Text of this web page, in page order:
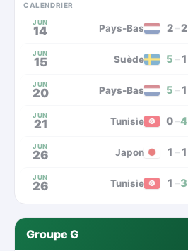
CALENDRIER
JUN
14 Pays-Bas 2–2
JUN
15 Suède 5–1
JUN
20 Pays-Bas 5–1
JUN
21 Tunisie 0–4
JUN
26 Japon 1 –1
JUN
26 Tunisie 1 –3
Groupe G